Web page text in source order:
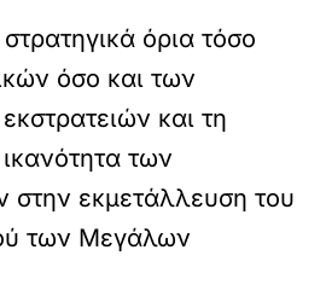
όρια τόσο
όσο και των
και τη
των
στην εκμετάλλευση του
των Μεγάλων